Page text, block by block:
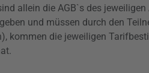
allein die AGB`s des
und müssen durch den
kommen die jeweiligen